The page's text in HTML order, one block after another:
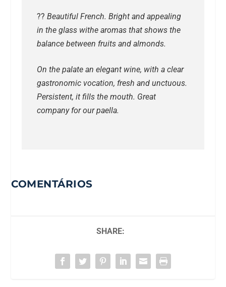
?? Beautiful French. Bright and appealing
in the glass withe aromas that shows the
balance between fruits and almonds.
On the palate an elegant wine, with a clear
gastronomic vocation, fresh and unctuous.
Persistent, it fills the mouth. Great
company for our paella.
COMENTÁRIOS
SHARE: